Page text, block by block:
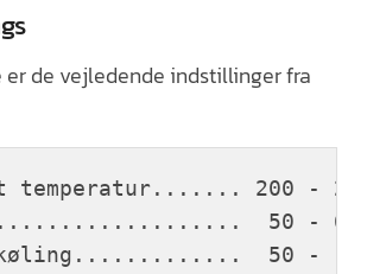
er de vejledende indstillinger fra
temperatur....... 200 -
50 - 60
køling.............  50 -